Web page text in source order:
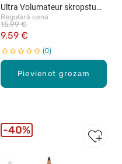
Pievienot grozam
Ultra Volumateur skropstu
tuša, Black, 12ml
Regulārā cena
9,59 €
15,99 €
0
40%